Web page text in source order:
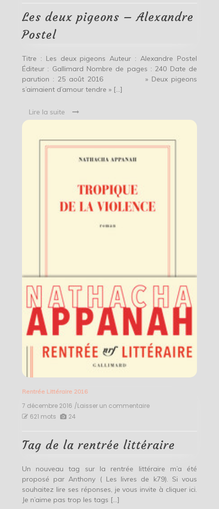
Alexandre
Postel
Les deux pigeons – Alexandre
Postel
Titre : Les deux pigeons Auteur : Alexandre Postel
Éditeur : Gallimard Nombre de pages : 240 Date de
parution : 25 août 2016 » Deux pigeons
s’aimaient d’amour tendre » […]
Lire la suite
Rentrée Littéraire 2016
7 décembre 2016 /Laisser un commentaireon
rentrée
littéraire
621 mots 24
Tag de la rentrée littéraire
Un nouveau tag sur la rentrée littéraire m’a été
proposé par Anthony ( Les livres de k79). Si vous
souhaitez lire ses réponses, je vous invite à cliquer ici.
Je n’aime pas trop les tags […]